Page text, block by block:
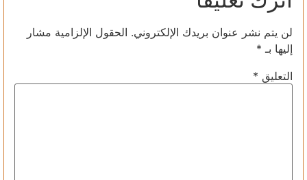
لن يتم نشر عنوان بريدك الإلكتروني. الحقول الإلزامية مشار
إليها بـ *
التعليق *